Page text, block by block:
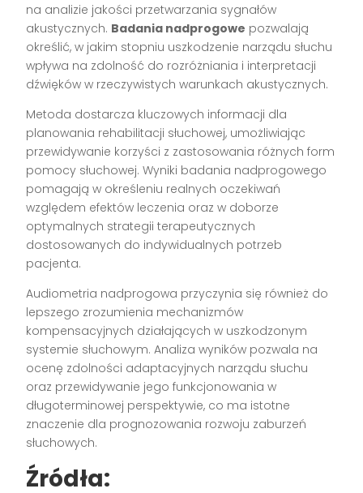
na analizie jakości przetwarzania sygnałów
akustycznych. Badania nadprogowe pozwalają
określić, w jakim stopniu uszkodzenie narządu słuchu
wpływa na zdolność do rozróżniania i interpretacji
dźwięków w rzeczywistych warunkach akustycznych.
Metoda dostarcza kluczowych informacji dla
planowania rehabilitacji słuchowej, umożliwiając
przewidywanie korzyści z zastosowania różnych form
pomocy słuchowej. Wyniki badania nadprogowego
pomagają w określeniu realnych oczekiwań
względem efektów leczenia oraz w doborze
optymalnych strategii terapeutycznych
dostosowanych do indywidualnych potrzeb
pacjenta.
Audiometria nadprogowa przyczynia się również do
lepszego zrozumienia mechanizmów
kompensacyjnych działających w uszkodzonym
systemie słuchowym. Analiza wyników pozwala na
ocenę zdolności adaptacyjnych narządu słuchu
oraz przewidywanie jego funkcjonowania w
długoterminowej perspektywie, co ma istotne
znaczenie dla prognozowania rozwoju zaburzeń
słuchowych.
Źródła: